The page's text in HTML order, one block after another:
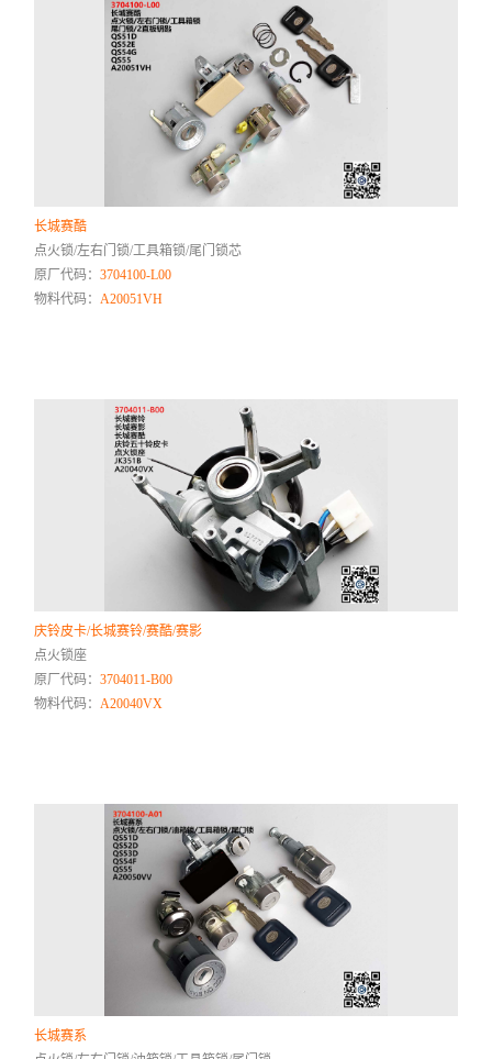
长城赛酷
点火锁/左右门锁/工具箱锁/尾门锁芯
原厂代码：3704100-L00
物料代码： A20051VH
庆铃皮卡/长城赛铃/赛酷/赛影
点火锁座
原厂代码：3704011-B00
物料代码： A20040VX
长城赛系